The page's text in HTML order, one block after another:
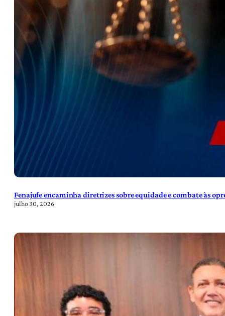
Fenajufe encaminha diretrizes sobre equidade e combate às
julho 30, 2026